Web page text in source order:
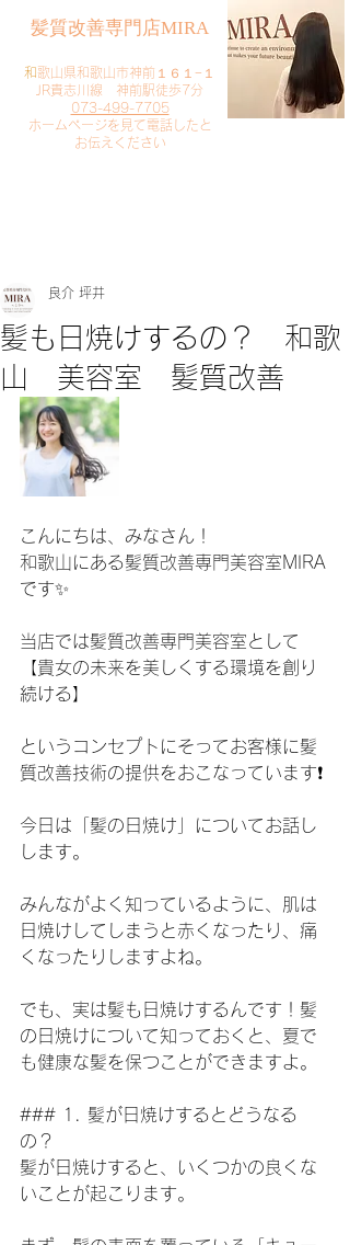
​髪質改善専門店MIRA
​和歌山県和歌山市神前１６１−１
JR貴志川線 神前駅徒歩7分
073-499-7705
​ホームページを見て電話したと
お伝えください
髪も日焼けするの？ 和歌
山 美容室 髪質改善
良介 坪井
こんにちは、みなさん！
和歌山にある髪質改善専門美容室MIRA
です✨
当店では髪質改善専門美容室として
【貴女の未来を美しくする環境を創り
続ける】
というコンセプトにそってお客様に髪
質改善技術の提供をおこなっています❗️
今日は「髪の日焼け」についてお話し
します。
みんながよく知っているように、肌は
日焼けしてしまうと赤くなったり、痛
くなったりしますよね。
でも、実は髪も日焼けするんです！髪
の日焼けについて知っておくと、夏で
も健康な髪を保つことができますよ。
### 1. 髪が日焼けするとどうなる
の？
髪が日焼けすると、いくつかの良くな
いことが起こります。